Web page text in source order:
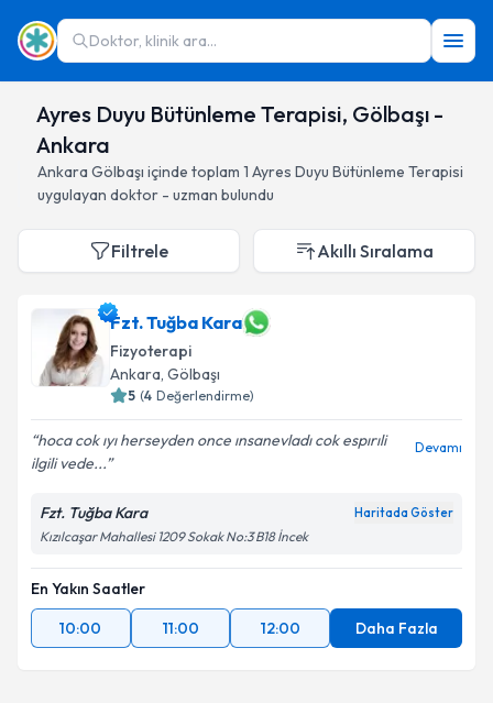
Doktor, klinik ara...
Ayres Duyu Bütünleme Terapisi, Gölbaşı -
Ankara
Ankara Gölbaşı içinde toplam 1 Ayres Duyu Bütünleme Terapisi
uygulayan doktor - uzman bulundu
Filtrele Akıllı Sıralama
Fzt. Tuğba Kara
Fizyoterapi
Ankara, Gölbaşı
5 (4 Değerlendirme)
hoca cok ıyı herseyden once ınsanevladı cok espırıli
ilgili vede...
Devamı
Fzt. Tuğba Kara Haritada Göster
Kızılcaşar Mahallesi 1209 Sokak No:3 B18 İncek
En Yakın Saatler
10:00
11:00 12:00 Daha Fazla